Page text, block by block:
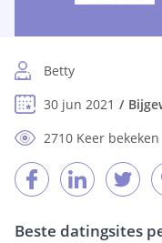
Betty
30 jun 2021
2710 Keer bekeken
Beste datingsites